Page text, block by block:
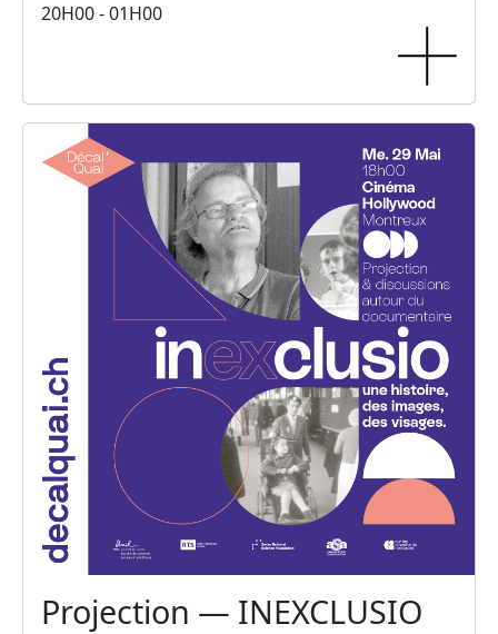
20H00 - 01H00
Projection — INEXCLUSIO